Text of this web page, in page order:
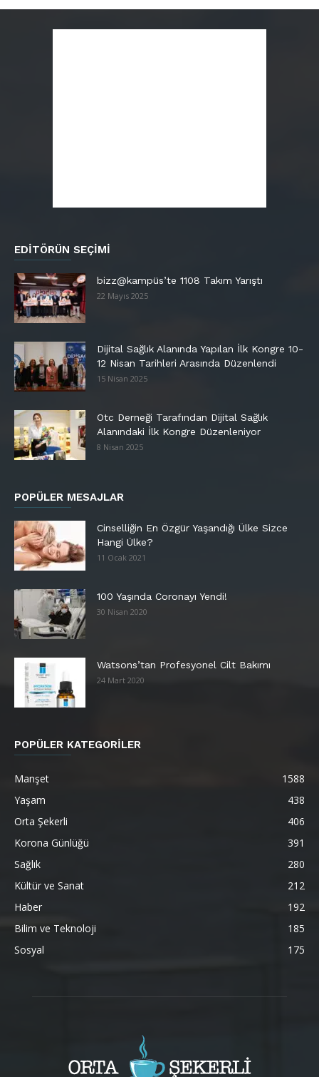
EDITÖRÜN SEÇIMI
bizz@kampüs’te 1108 Takım Yarıştı
22 Mayıs 2025
Dijital Sağlık Alanında Yapılan İlk Kongre 10-
12 Nisan Tarihleri Arasında Düzenlendi
15 Nisan 2025
Otc Derneği Tarafından Dijital Sağlık
Alanındaki İlk Kongre Düzenleniyor
8 Nisan 2025
POPÜLER MESAJLAR
Cinselliğin En Özgür Yaşandığı Ülke Sizce
Hangi Ülke?
11 Ocak 2021
100 Yaşında Coronayı Yendi!
30 Nisan 2020
Watsons’tan Profesyonel Cilt Bakımı
24 Mart 2020
POPÜLER KATEGORİLER
Manşet
1588
Yaşam
438
Orta Şekerli
406
Korona Günlüğü
391
Sağlık
280
Kültür ve Sanat
212
Haber
192
Bilim ve Teknoloji
185
Sosyal
175